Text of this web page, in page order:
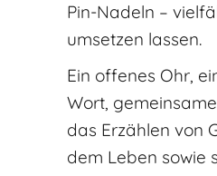
Pin-Nadeln –
umsetzen lassen.
Ein offenes Ohr,
Wort,
das Erzählen von
dem Leben sowie